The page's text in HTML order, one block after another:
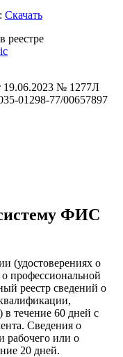
Скачать
реестре
19.06.2023 № 1277Л
01298-77/00657897
ФИС
(удостоверениях о
профессиональной
реестр сведений о
течение 60 дней с
Сведения о
рабочего или о
20 дней.